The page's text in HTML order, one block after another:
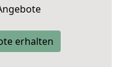
erhalten